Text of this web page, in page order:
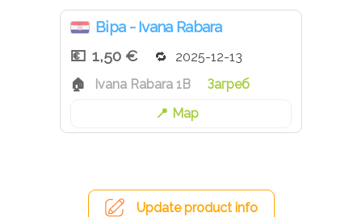
Bipa - Ivana Rabara
1,50 €
2025-12-13
Ivana Rabara 1B
Загреб
Map
Update product info